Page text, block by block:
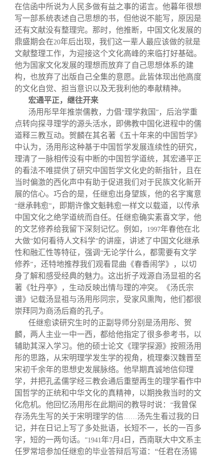
在信函中所说为人民多做有益之事的诺言。他暮年很想
写一部系统表述自己思想的书，但他说不能写，原因是
还有文献没有整理完。那时，他推断，中国文化发展的
鼎盛期会在20年后出现，我们这一辈人最应该做的就是
文献整理工作，为迎接这个文化高峰的来临打好基础。
他为国家文化发展的理想而放弃了自己思想体系的建
构，也放弃了出版自己全集的意愿。此皆体现出他高度
的文化自觉、担当意识以及无我利他的奉献精神。
宏通平正，继往开来
汤用彤早年推崇儒教，力倡“理学救国 ” ，后治学重
点转向探寻理学的源头活水，即佛教中国化进程中的儒
道释三教互动。贺麟在其名著《五十年来的中国哲学》
中认为，汤用彤这种基于中国哲学发展连续性的研究，
理清了一脉相传没有中断的中国哲学道统，其宏通平正
的看法不唯提供了研究中国哲学文化史的新指针，且在
当时偏激的西化声中有助于促进我们对于民族文化新开
展的信心。巧合的是，任继愈出身望族，他的名字寓意
“继承韩愈” ，即期许像文魁韩愈一样文以载道，以传承
中国文化之绝学道统而自任。任继愈确实素喜文学，他
的文艺修养给我留下深刻记忆。例如，
1997年春他在北
大做“如何看待人文科学”的讲座，讲述了中国文化继承
性和融汇性等特征，强调 “无论学什么，都需要有文学
修养” ，还特地推荐我们观看昆曲《春香闹学》，以切
身了解和感受经典的魅力。这出折子戏源自汤显祖的名
著《牡丹亭》，生动反映出情与理的冲突。《汤氏宗
谱》记载汤显祖与汤用彤同宗，受家风熏陶，他们都很
崇拜同为商汤后裔的孔子。
任继愈读研究生时的正副导师分别是汤用彤、贺
麟，两人主业一中一西，都给他指定了很多参考书，以
辅助其深入学习。他的硕士论文《理学探源》按照汤用
彤的思路，从宋明理学发生学的视角，梳理秦汉魏晋至
宋初千余年的思想史发展脉络。他早期真诚地信仰理
学，并把孔孟儒学经三教会通后重塑再生的理学看作中
国哲学的正统和中华文化的真精神，以期挽救当时的文
化危机。他回忆汤用彤在此期间的教导时说： “我曾保
存汤先生写的关于宋明理学的信……汤先生看过我的日
记，并在日记上写了多处批语，长短不一，长的一百多
字，短的一两句话。 ”1941年7月 4 日，西南联大中文系主
任罗常培参加任继愈的毕业答辩后写道：“任君在汤锡